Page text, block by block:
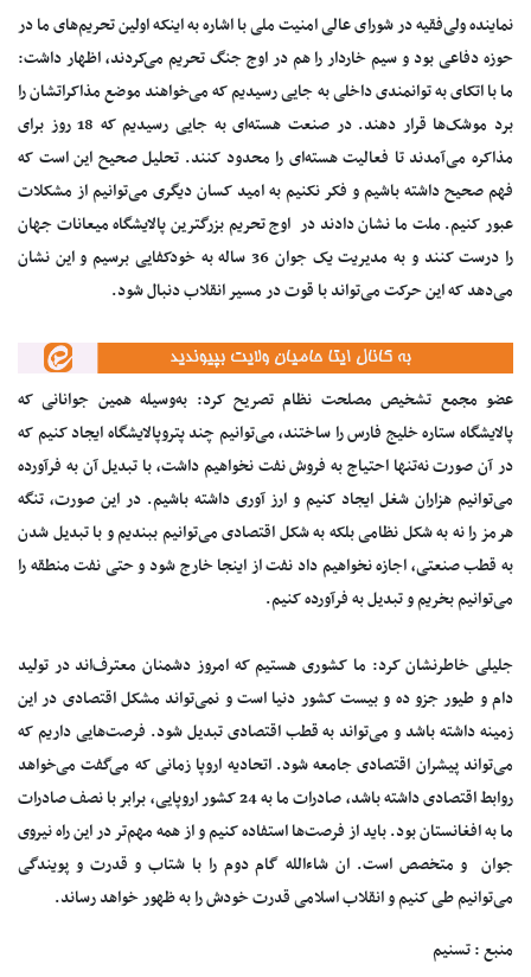
نماینده ولی‌فقیه در شورای عالی امنیت ملی با اشاره به اینکه اولین تحریم‌های ما در
حوزه دفاعی بود و سیم خاردار را هم در اوج جنگ تحریم می‌کردند، اظهار داشت:
ما با اتکای به توانمندی داخلی به جایی رسیدیم که می‌خواهند موضع مذاکراتشان را
برد موشک‌ها قرار دهند. در صنعت هسته‌ای به جایی رسیدیم که 18 روز برای
مذاکره می‌آمدند تا فعالیت هسته‌ای را محدود کنند. تحلیل صحیح این است که
فهم صحیح داشته باشیم و فکر نکنیم به امید کسان دیگری می‌توانیم از مشکلات
عبور کنیم. ملت ما نشان دادند در اوج تحریم بزرگترین پالایشگاه میعانات جهان
را درست کنند و به مدیریت یک جوان 36 ساله به خودکفایی برسیم و این نشان
می‌دهد که این حرکت می‌تواند با قوت در مسیر انقلاب دنبال شود.
عضو مجمع تشخیص مصلحت نظام تصریح کرد: به‌وسیله همین جوانانی که
پالایشگاه ستاره خلیج فارس را ساختند، می‌توانیم چند پتروپالایشگاه ایجاد کنیم که
در آن صورت نه‌تنها احتیاج به فروش نفت نخواهیم داشت، با تبدیل آن به فرآورده
می‌توانیم هزاران شغل ایجاد کنیم و ارز آوری داشته باشیم. در این صورت، تنگه
هرمز را نه به شکل نظامی بلکه به شکل اقتصادی می‌توانیم ببندیم و با تبدیل شدن
به قطب صنعتی، اجازه نخواهیم داد نفت از اینجا خارج شود و حتی نفت منطقه را
می‌توانیم بخریم و تبدیل به فرآورده کنیم.
جلیلی خاطرنشان کرد: ما کشوری هستیم که امروز دشمنان معترف‌اند در تولید
دام و طیور جزو ده و بیست کشور دنیا است و نمی‌تواند مشکل اقتصادی در این
زمینه داشته باشد و می‌تواند به قطب اقتصادی تبدیل شود. فرصت‌هایی داریم که
می‌تواند پیشران اقتصادی جامعه شود. اتحادیه اروپا زمانی که می‌گفت می‌خواهد
روابط اقتصادی داشته باشد، صادرات ما به 24 کشور اروپایی، برابر با نصف صادرات
ما به افغانستان بود. باید از فرصت‌ها استفاده کنیم و از همه مهم‌تر در این راه نیروی
جوان و متخصص است. ان شاءالله گام دوم را با شتاب و قدرت و پویندگی
می‌توانیم طی کنیم و انقلاب اسلامی قدرت خودش را به ظهور خواهد رساند.
منبع : تسنیم